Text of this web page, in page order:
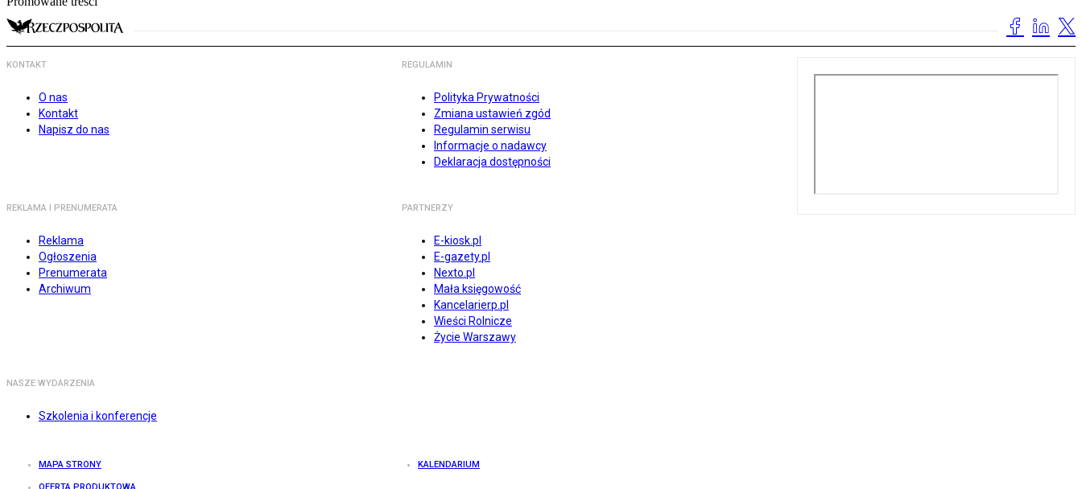
KONTAKT
O nas
Kontakt
Napisz do nas
REGULAMIN
Polityka Prywatności
Zmiana ustawień zgód
Regulamin serwisu
Informacje o nadawcy
Deklaracja dostępności
REKLAMA I PRENUMERATA
Reklama
Ogłoszenia
Prenumerata
Archiwum
PARTNERZY
E-kiosk.pl
E-gazety.pl
Nexto.pl
Mała księgowość
Kancelarierp.pl
Wieści Rolnicze
Życie Warszawy
NASZE WYDARZENIA
Szkolenia i konferencje
MAPA STRONY KALENDARIUM